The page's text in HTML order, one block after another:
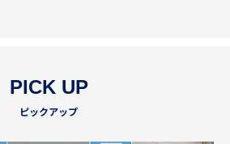
PICK UP
ピックアップ